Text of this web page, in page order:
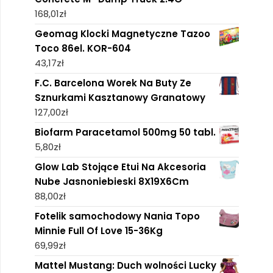
168,01zł
Geomag Klocki Magnetyczne Tazoo
Toco 86el. KOR-604
43,17zł
F.C. Barcelona Worek Na Buty Ze
Sznurkami Kasztanowy Granatowy
127,00zł
Biofarm Paracetamol 500mg 50 tabl.
5,80zł
Glow Lab Stojące Etui Na Akcesoria
Nube Jasnoniebieski 8X19X6Cm
88,00zł
Fotelik samochodowy Nania Topo
Minnie Full Of Love 15-36Kg
69,99zł
Mattel Mustang: Duch wolności Lucky